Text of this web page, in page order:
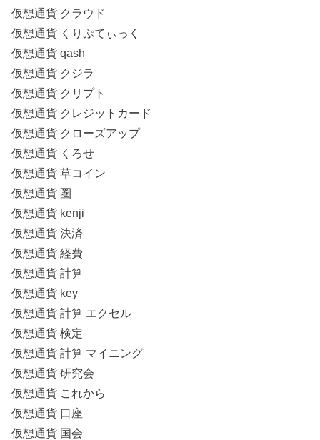
仮想通貨 クラウド
仮想通貨 くりぷてぃっく
仮想通貨 qash
仮想通貨 クジラ
仮想通貨 クリプト
仮想通貨 クレジットカード
仮想通貨 クローズアップ
仮想通貨 くろせ
仮想通貨 草コイン
仮想通貨 圏
仮想通貨 kenji
仮想通貨 決済
仮想通貨 経費
仮想通貨 計算
仮想通貨 key
仮想通貨 計算 エクセル
仮想通貨 検定
仮想通貨 計算 マイニング
仮想通貨 研究会
仮想通貨 これから
仮想通貨 口座
仮想通貨 国会